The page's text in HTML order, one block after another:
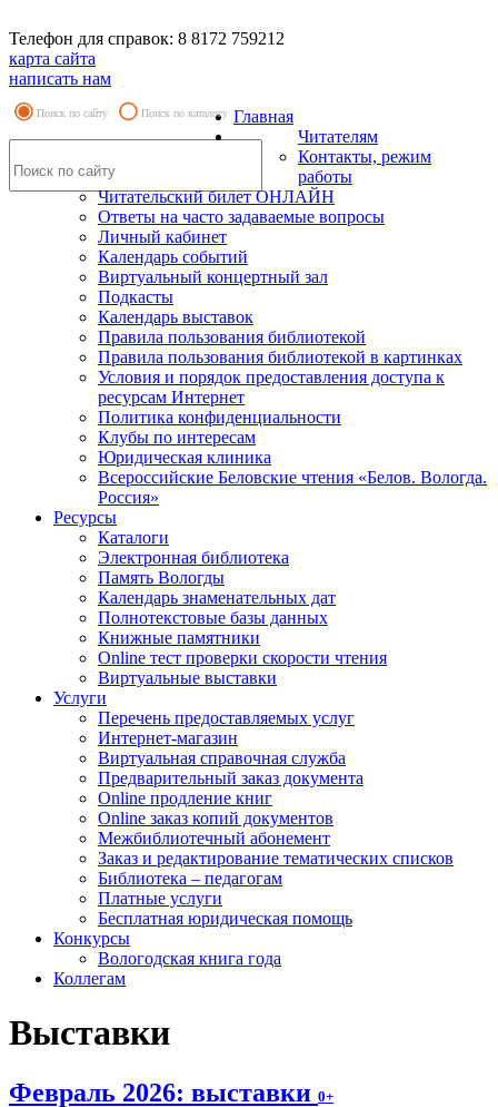
Телефон для справок: 8 8172 759212
карта сайта
написать нам
Поиск по сайту Поиск по каталогу Главная
Читателям
Контакты, режим
работы
Читательский билет ОНЛАЙН
Ответы на часто задаваемые вопросы
Личный кабинет
Календарь событий
Виртуальный концертный зал
Подкасты
Календарь выставок
Правила пользования библиотекой
Правила пользования библиотекой в картинках
Условия и порядок предоставления доступа к
ресурсам Интернет
Политика конфиденциальности
Клубы по интересам
Юридическая клиника
Всероссийские Беловские чтения «Белов. Вологда.
Россия»
Ресурсы
Каталоги
Электронная библиотека
Память Вологды
Календарь знаменательных дат
Полнотекстовые базы данных
Книжные памятники
Online тест проверки скорости чтения
Виртуальные выставки
Услуги
Перечень предоставляемых услуг
Интернет-магазин
Виртуальная справочная служба
Предварительный заказ документа
Online продление книг
Online заказ копий документов
Межбиблиотечный абонемент
Заказ и редактирование тематических списков
Библиотека – педагогам
Платные услуги
Бесплатная юридическая помощь
Конкурсы
Вологодская книга года
Коллегам
Выставки
Февраль 2026: выставки 0+